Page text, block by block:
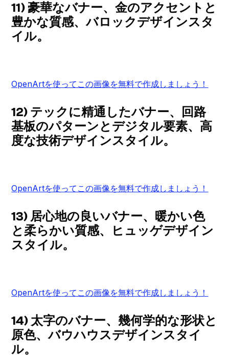
11) 豪華なバナー、金のアクセントと
豊かな質感、バロックデザインスタ
イル。
OpenArtを使ってこの画像を無料で作成しましょう！
12) テックに精通したバナー、回路
基板のパターンとデジタル要素、高
度な技術デザインスタイル。
OpenArtを使ってこの画像を無料で作成しましょう！
13) 居心地の良いバナー、暖かい色
と柔らかい質感、ヒュッゲデザイン
スタイル。
OpenArtを使ってこの画像を無料で作成しましょう！
14) 太字のバナー、幾何学的な形状と
原色、バウハウスデザインスタイ
ル。